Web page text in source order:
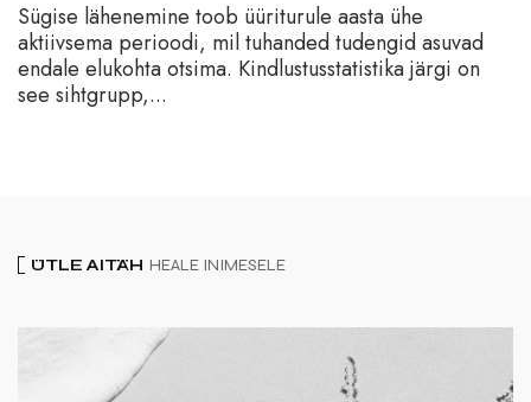
Sügise lähenemine toob üüriturule aasta ühe
aktiivsema perioodi, mil tuhanded tudengid asuvad
endale elukohta otsima. Kindlustusstatistika järgi on
see sihtgrupp,...
ÜTLE AITÄH HEALE INIMESELE